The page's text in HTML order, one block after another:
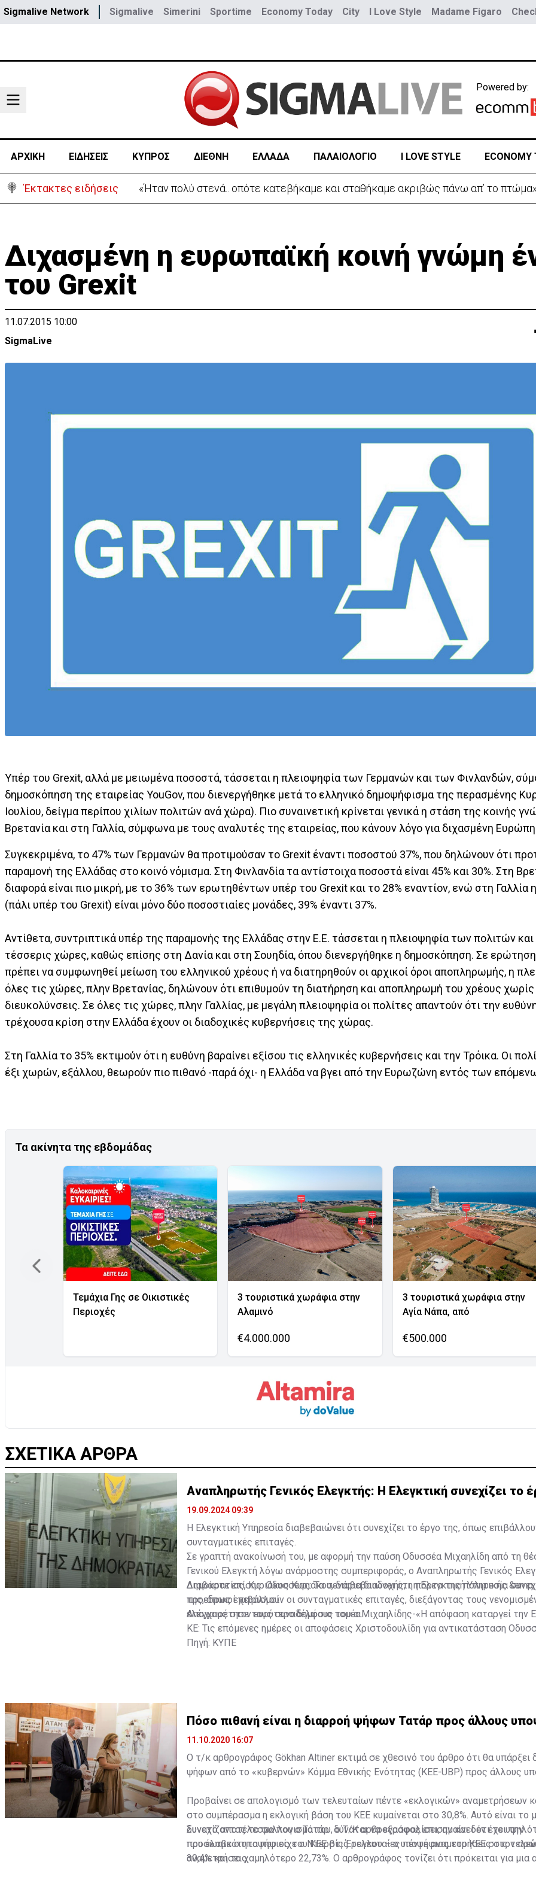
Sigmalive Network Sigmalive Simerini Sportime Economy Today City I Love Style Madame Figaro
Powered by:
ΑΡΧΙΚΗ ΕΙΔΗΣΕΙΣ ΚΥΠΡΟΣ ΔΙΕΘΝΗ ΕΛΛΑΔΑ ΠΑΛΑΙΟΛΟΓΙΟ I LOVE STYLE ECONOMY
Έκτακτες ειδήσεις «Ήταν πολύ στενά.. οπότε κατεβήκαμε και σταθήκαμε ακριβώς πάνω απ’ το
Διχασμένη η ευρωπαϊκή κοινή γνώμη
του Grexit
11.07.2015 10:00
SigmaLive
Υπέρ του Grexit, αλλά με μειωμένα ποσοστά, τάσσεται η πλειοψηφία των Γερμανών και των Φινλανδών,
δημοσκόπηση της εταιρείας YouGov, που διενεργήθηκε μετά το ελληνικό δημοψήφισμα της περασμένης
Ιουλίου, δείγμα περίπου χιλίων πολιτών ανά χώρα). Πιο συναινετική κρίνεται γενικά η στάση της κοινής
Βρετανία και στη Γαλλία, σύμφωνα με τους αναλυτές της εταιρείας, που κάνουν λόγο για διχασμένη
Συγκεκριμένα, το 47% των Γερμανών θα προτιμούσαν το Grexit έναντι ποσοστού 37%, που δηλώνουν ότι
παραμονή της Ελλάδας στο κοινό νόμισμα. Στη Φινλανδία τα αντίστοιχα ποσοστά είναι 45% και 30%. Στη
διαφορά είναι πιο μικρή, με το 36% των ερωτηθέντων υπέρ του Grexit και το 28% εναντίον, ενώ στη Γαλλία
(πάλι υπέρ του Grexit) είναι μόνο δύο ποσοστιαίες μονάδες, 39% έναντι 37%.
Αντίθετα, συντριπτικά υπέρ της παραμονής της Ελλάδας στην Ε.Ε. τάσσεται η πλειοψηφία των πολιτών και
τέσσερις χώρες, καθώς επίσης στη Δανία και στη Σουηδία, όπου διενεργήθηκε η δημοσκόπηση. Σε ερώτηση
πρέπει να συμφωνηθεί μείωση του ελληνικού χρέους ή να διατηρηθούν οι αρχικοί όροι αποπληρωμής, η
όλες τις χώρες, πλην Βρετανίας, δηλώνουν ότι επιθυμούν τη διατήρηση και αποπληρωμή του χρέους χωρίς
διευκολύνσεις. Σε όλες τις χώρες, πλην Γαλλίας, με μεγάλη πλειοψηφία οι πολίτες απαντούν ότι την
τρέχουσα κρίση στην Ελλάδα έχουν οι διαδοχικές κυβερνήσεις της χώρας.
Στη Γαλλία το 35% εκτιμούν ότι η ευθύνη βαραίνει εξίσου τις ελληνικές κυβερνήσεις και την Τρόικα. Οι
έξι χωρών, εξάλλου, θεωρούν πιο πιθανό -παρά όχι- η Ελλάδα να βγει από την Ευρωζώνη εντός των
Τα ακίνητα της εβδομάδας
Τεμάχια Γης σε Οικιστικές
Περιοχές
3 τουριστικά χωράφια στην
Αλαμινό
€4.000.000
3 τουριστικά χωράφια στην
Αγία Νάπα, από
€500.000
ΣΧΕΤΙΚΑ ΑΡΘΡΑ
Αναπληρωτής Γενικός Ελεγκτής: H Ελεγκτική συνεχίζει το
19.09.2024 09:39
Η Ελεγκτική Υπηρεσία διαβεβαιώνει ότι συνεχίζει το έργο της, όπως
συνταγματικές επιταγές.
Σε γραπτή ανακοίνωσή του, με αφορμή την παύση Οδυσσέα Μιχαηλίδη από τη
Γενικού Ελεγκτή λόγω ανάρμοστης συμπεριφοράς, ο Αναπληρωτής Γενικός
Δημοκρατίας, Κυριάκος Κυριάκου, διαβεβαιώνει ότι η Ελεγκτική Υπηρεσία
της, όπως επιβάλλουν οι συνταγματικές επιταγές, διεξάγοντας τους
ελέγχους στον ευρύτερο δημόσιο τομέα.
Διαβάστε επίσης:Οδυσσέας: Τα σενάρια διαδοχής, η πόρτα της πολιτικής &amp;
προεδρικοί χειρισμοί
Αποχαιρέτησε τους συναδέλφους του ο Μιχαηλίδης-«Η απόφαση καταργεί την
ΚΕ: Τις επόμενες ημέρες οι αποφάσεις Χριστοδουλίδη για αντικατάσταση
Πηγή: ΚΥΠΕ
Πόσο πιθανή είναι η διαρροή ψήφων Τατάρ προς άλλους
11.10.2020 16:07
Ο τ/κ αρθρογράφος Gökhan Altiner εκτιμά σε χθεσινό του άρθρο ότι θα υπάρξει
ψήφων από το «κυβερνών» Κόμμα Εθνικής Ενότητας (KEE-UBP) προς άλλους
Προβαίνει σε απολογισμό των τελευταίων πέντε «εκλογικών» αναμετρήσεων
στο συμπέρασμα η εκλογική βάση του ΚΕΕ κυμαίνεται στο 30,8%. Αυτό είναι το
δυνατό αποτέλεσμα που ο Τατάρ δύναται να εξασφαλίσει, αν και δεν έχει την
προσωπικότητα που είχε ο Ντερβίς Έρογλου – ο υποψήφιος του ΚΕΕ στις
αναμετρήσεις.
Συνεχίζοντας το συλλογισμό του, ο Τ/Κ αρθρογράφος επισημαίνει ότι το
που έλαβε ο υποψήφιος του ΚΕΕ στις τελευταίες πέντε αναμετρήσεις στον
30,4% και το χαμηλότερο 22,73%. Ο αρθρογράφος τονίζει ότι πρόκειται για μια